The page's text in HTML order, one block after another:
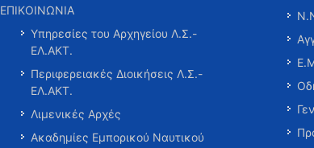
ΕΠΙΚΟΙΝΩΝΙΑ
Υπηρεσίες του Αρχηγείου Λ.Σ.-
ΕΛ.ΑΚΤ.
Περιφερειακές Διοικήσεις Λ.Σ.-
ΕΛ.ΑΚΤ.
Λιμενικές Αρχές
Ακαδημίες Εμπορικού Ναυτικού